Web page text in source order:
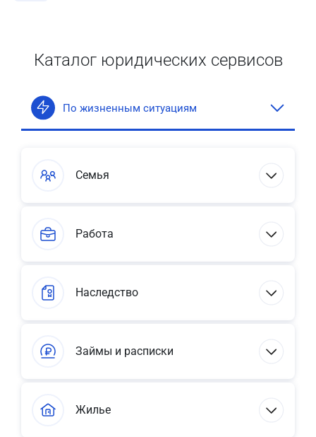
Каталог юридических сервисов
По жизненным ситуациям
Семья
Работа
Наследство
Займы и расписки
Жилье